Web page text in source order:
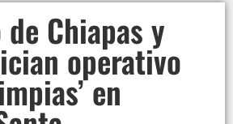
Chiapas y
operativo
en